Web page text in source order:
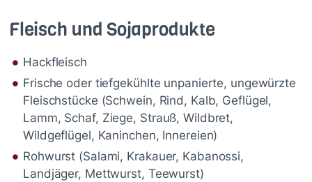
Fleisch und Sojaprodukte
Hackfleisch
Frische oder tiefgekühlte unpanierte, ungewürzte
Fleischstücke (Schwein, Rind, Kalb, Geflügel,
Lamm, Schaf, Ziege, Strauß, Wildbret,
Wildgeflügel, Kaninchen, Innereien)
Rohwurst (Salami, Krakauer, Kabanossi,
Landjäger, Mettwurst, Teewurst)